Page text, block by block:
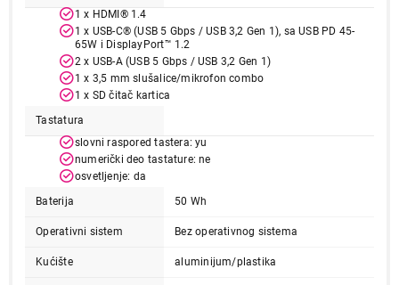
1 x HDMI® 1.4
1 x USB-C® (USB 5 Gbps / USB 3,2 Gen 1), sa USB PD 45-
65W i DisplayPort™ 1.2
2 x USB-A (USB 5 Gbps / USB 3,2 Gen 1)
1 x 3,5 mm slušalice/mikrofon combo
1 x SD čitač kartica
Tastatura
slovni raspored tastera: yu
numerički deo tastature: ne
osvetljenje: da
Baterija
50 Wh
Operativni sistem Bez operativnog sistema
Kućište aluminijum/plastika
Ukupno u korpi:0,00
Nastavi kupovinu
Završi kupovinu